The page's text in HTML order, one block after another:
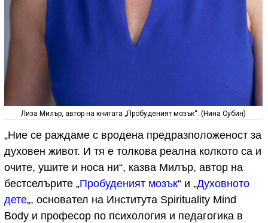
Лиза Милър, автор на книгата „Пробуденият мозък“. (Нина Субин)
„Ние се раждаме с вродена предразположеност за
духовен живот. И тя е толкова реална колкото са и
очите, ушите и носа ни“, казва Милър, автор на
бестселърите „Пробуденият мозък“ и „Духовното
дете„, основател на Института Spirituality Mind
Body и професор по психология и педагогика в